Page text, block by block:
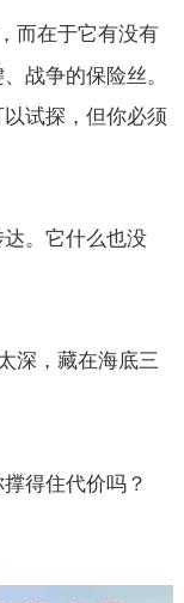
而在于它有没有
战争的保险丝。
试探，但你必须
。它什么也没
深，藏在海底三
得住代价吗？